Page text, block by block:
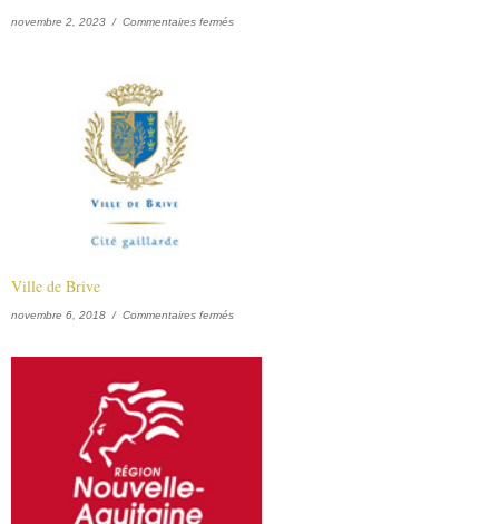
novembre 2, 2023 / Commentaires ferméssur Les Oisillons s’agrandissent
Ville de Brive
novembre 6, 2018 / Commentaires ferméssur Ville de Brive